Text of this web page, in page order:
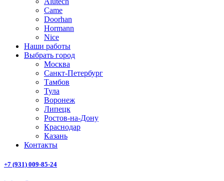
Came
Doorhan
Hormann
Nice
Наши работы
Выбрать город
Москва
Санкт-Петербург
Тамбов
Тула
Воронеж
Липецк
Ростов-на-Дону
Краснодар
Казань
Контакты
+7 (931) 009-85-24